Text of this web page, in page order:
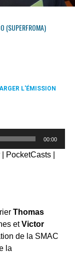
(SUPERFROMA)
L'ÉMISSION
00:00
PocketCasts
Thomas
etVictor
de la SMAC
la